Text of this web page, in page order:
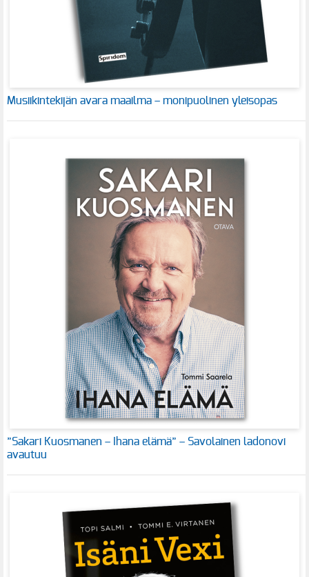
Musiikintekijän avara maailma – monipuolinen yleisopas
”Sakari Kuosmanen – Ihana elämä” – Savolainen ladonovi
avautuu